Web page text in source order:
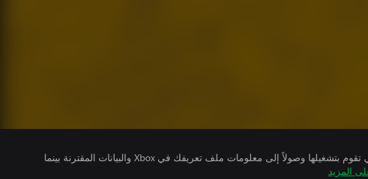
يتلقى ناشرو الألعاب التي تقوم بتشغيلها وصولاً إلى معلومات ملف تعريفك في Xbox والبيانات المقترنة بينما
المزيد